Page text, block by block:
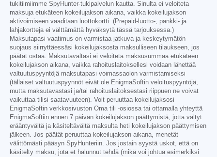
tukitiimiimme SpyHunter-tukipalvelun kautta. Sinulta ei veloiteta
maksuja etukäteen kokeilujakson aikana, vaikka kokeilujakson
aktivoimiseen vaaditaan luottokortti. (Prepaid-luotto-, pankki- ja
lahjakortteja ei välttämättä hyväksytä tässä tarjouksessa.)
Maksutapasi vaatimus on varmistaa jatkuva ja keskeytymätön
suojaus siirryttäessäsi kokeilujaksosta maksulliseen tilaukseen, jos
päätät ostaa. Maksutavaltasi ei veloiteta maksusummaa etukäteen
kokeilujakson aikana, vaikka rahoituslaitoksellesi voidaan lähettää
valtuutuspyyntöjä maksutapasi voimassaolon varmistamiseksi
(tällaiset valtuutuspyynnöt eivät ole EnigmaSoftin veloituspyyntöjä,
mutta maksutavastasi ja/tai rahoituslaitoksestasi riippuen ne voivat
vaikuttaa tilisi saatavuuteen). Voit peruuttaa kokeilujaksosi
EnigmaSoftin verkkosivuston Oma tili -osiossa tai ottamalla yhteyttä
EnigmaSoftiin ennen 7 päivän kokeilujakson päättymistä, jotta vältyt
erääntyvältä ja käsiteltävältä maksulta heti kokeilujakson päättymisen
jälkeen. Jos päätät peruuttaa kokeilujakson aikana, menetät
välittömästi pääsyn SpyHunteriin. Jos jostain syystä uskot, että on
käsitelty maksu, jota et halunnut tehdä (mikä voi johtua esimerkiksi